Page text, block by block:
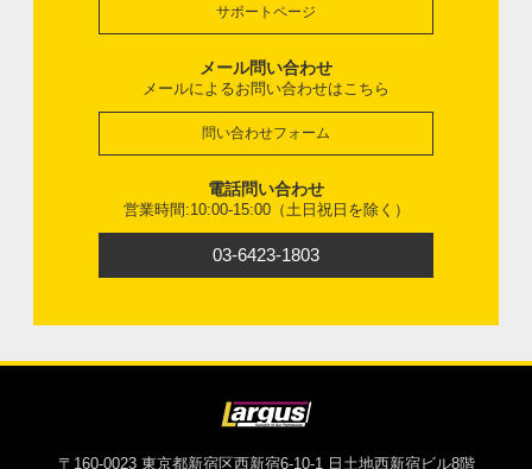
サポートページ
メール問い合わせ
メールによるお問い合わせはこちら
問い合わせフォーム
電話問い合わせ
営業時間:10:00-15:00（土日祝日を除く）
03-6423-1803
〒160-0023 東京都新宿区西新宿6-10-1 日土地西新宿ビル8階